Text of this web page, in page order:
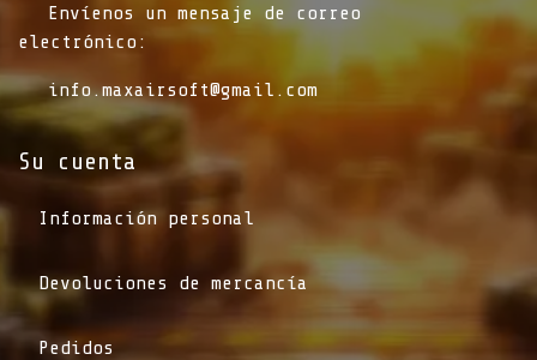
​Envíenos un mensaje de correo
electrónico:
info.maxairsoft@gmail.com
Su cuenta
Información personal
Devoluciones de mercancía
Pedidos